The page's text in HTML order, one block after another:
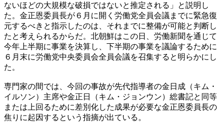
ないほどの大規模な破損ではないと推定される」と説明し
た。金正恩委員長が６月に開く労働党全員会議までに緊急復
元するべきと指示したのは、それまでに整備が可能と判断し
たと考えられるからだ。北朝鮮はこの日、労働新聞を通じて
今年上半期に事業を決算し、下半期の事業を議論するために
６月末に労働党中央委員会全員会議を召集すると明らかにし
た。
専門家の間では、今回の事故が先代指導者の金日成（キム・
イルソン）主席や金正日（キム・ジョンウン）総書記と同等
または上回るために差別化した成果が必要な金正恩委員長の
焦りに起因するという指摘が出ている。